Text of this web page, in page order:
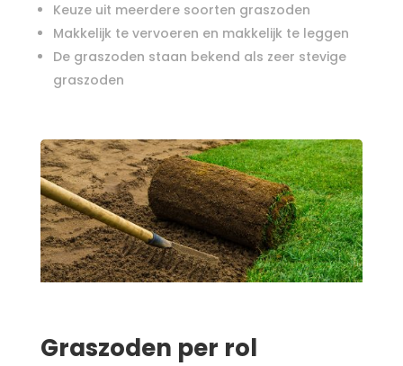
Keuze uit meerdere soorten graszoden
Makkelijk te vervoeren en makkelijk te leggen
De graszoden staan bekend als zeer stevige
graszoden
Graszoden per rol